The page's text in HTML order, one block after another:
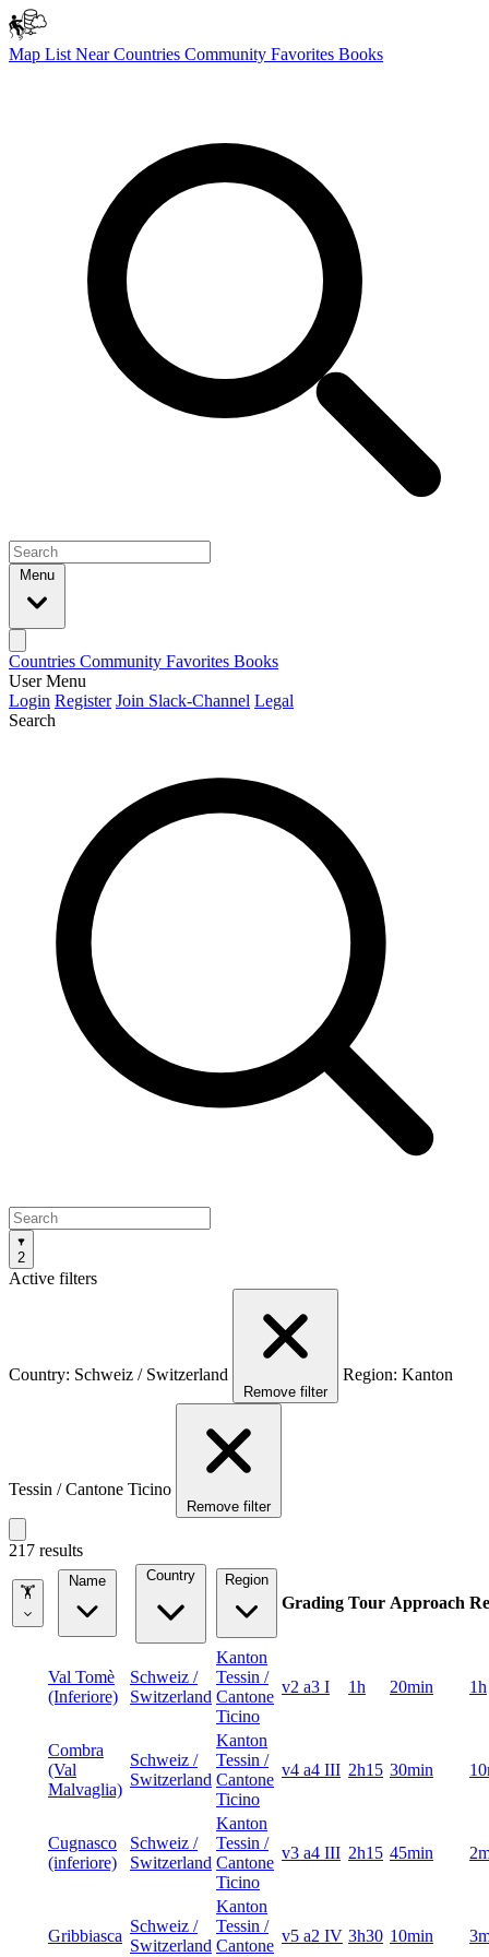
Map List NearCountries Community Favorites Books
Menu
Countries Community Favorites Books
User Menu
Login Register Join Slack-Channel Legal
Search
2
Active filters
Country: Schweiz / Switzerland
Remove filter
Region: Kanton
Tessin / Cantone Ticino
Remove filter
217 results
🏋
Name Country Region
Grading Tour Approach
Val Tomè
(Inferiore)
Schweiz /
Switzerland
Kanton
Tessin /
Cantone
Ticino
v2 a3 I 1h 20min 1h
Combra
(Val
Malvaglia)
Schweiz /
Switzerland
Kanton
Tessin /
Cantone
Ticino
v4 a4 III 2h15 30min
Cugnasco
(inferiore)
Schweiz /
Switzerland
Kanton
Tessin /
Cantone
Ticino
v3 a4 III 2h15 45min
Gribbiasca
Schweiz /
Switzerland
Kanton
Tessin /
Cantone
v5 a2 IV 3h30 10min